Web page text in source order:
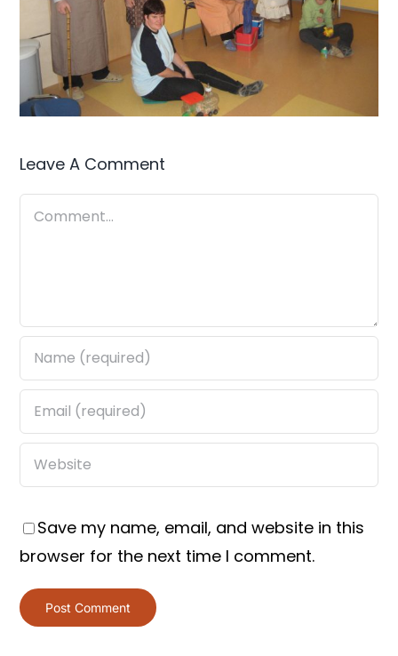
Leave A Comment
Comment
Save my name, email, and website in this
browser for the next time I comment.